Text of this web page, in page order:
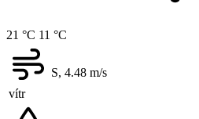
21 °C 11 °C
vítr
S, 4.48 m/s